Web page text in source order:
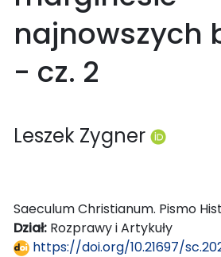
najnowszych
- cz. 2
Leszek Zygner
Saeculum Christianum. Pismo
Dział: Rozprawy i Artykuły
https://doi.org/10.21697/